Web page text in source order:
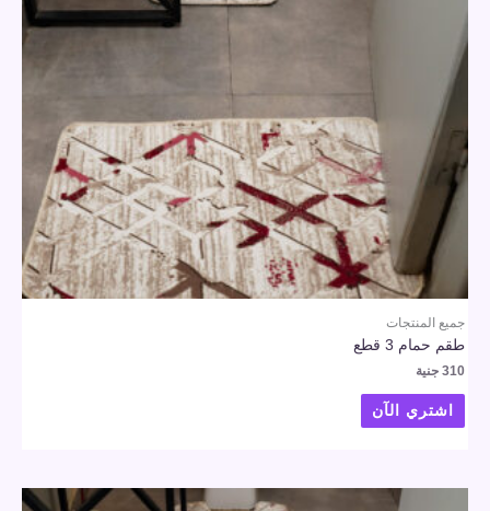
جميع المنتجات
طقم حمام 3 قطع
310 جنية
اشتري الآن